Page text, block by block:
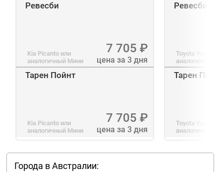
Ревесби
Kia Picanto или
аналогичный Мини
7 705 ₽
цена за 3 дня
Тарен Пойнт
Kia Picanto или
аналогичный Мини
7 705 ₽
цена за 3 дня
Ревесби
Toyota Yaris
аналогичный
Тарен
Toyota Yaris
аналогичный
Города в Австралии: